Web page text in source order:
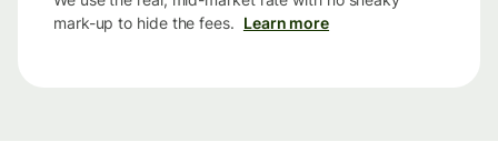
mark-up to hide the fees. Learn more